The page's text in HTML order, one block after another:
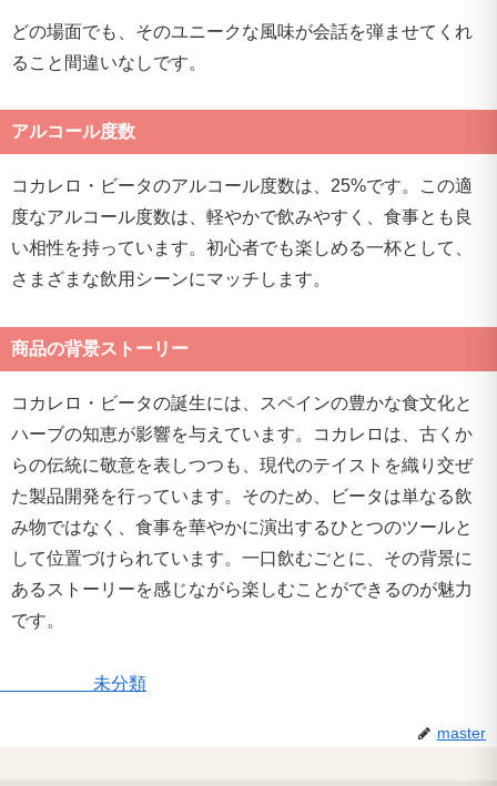
どの場面でも、そのユニークな風味が会話を弾ませてくれ
ること間違いなしです。
アルコール度数
コカレロ・ビータのアルコール度数は、25%です。この適
度なアルコール度数は、軽やかで飲みやすく、食事とも良
い相性を持っています。初心者でも楽しめる一杯として、
さまざまな飲用シーンにマッチします。
商品の背景ストーリー
コカレロ・ビータの誕生には、スペインの豊かな食文化と
ハーブの知恵が影響を与えています。コカレロは、古くか
らの伝統に敬意を表しつつも、現代のテイストを織り交ぜ
た製品開発を行っています。そのため、ビータは単なる飲
み物ではなく、食事を華やかに演出するひとつのツールと
して位置づけられています。一口飲むごとに、その背景に
あるストーリーを感じながら楽しむことができるのが魅力
です。
未分類
master